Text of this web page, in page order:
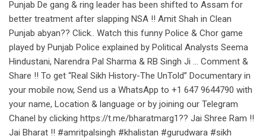
Punjab De gang & ring leader has been shifted to Assam for
better treatment after slapping NSA !! Amit Shah in Clean
Punjab abyan?? Click.. Watch this funny Police & Chor game
played by Punjab Police explained by Political Analysts Seema
Hindustani, Narendra Pal Sharma & RB Singh Ji … Comment &
Share !! To get “Real Sikh History-The UnTold” Documentary in
your mobile now, Send us a WhatsApp to +1 647 9644790 with
your name, Location & language or by joining our Telegram
Chanel by clicking https://t.me/bharatmarg1?? Jai Shree Ram !!
Jai Bharat !! #amritpalsingh #khalistan #gurudwara #sikh